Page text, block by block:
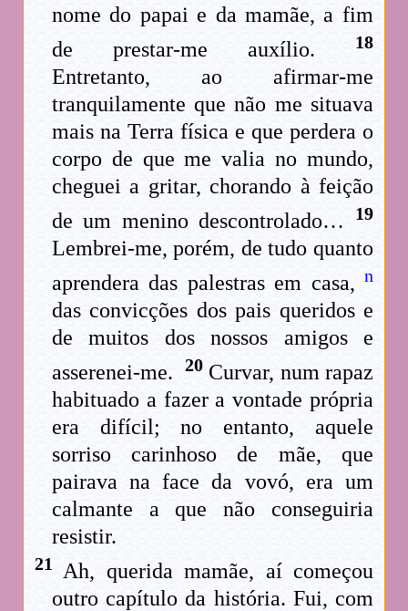
nome do papai e da mamãe, a fim
de prestar-me auxílio.
18
Entretanto, ao afirmar-me
tranquilamente que não me situava
mais na Terra física e que perdera o
corpo de que me valia no mundo,
cheguei a gritar, chorando à feição
de um menino descontrolado…
19
Lembrei-me, porém, de tudo quanto
aprendera das palestras em casa, n
das convicções dos pais queridos e
de muitos dos nossos amigos e
asserenei-me.
20Curvar, num rapaz
habituado a fazer a vontade própria
era difícil; no entanto, aquele
sorriso carinhoso de mãe, que
pairava na face da vovó, era um
calmante a que não conseguiria
resistir.
21
Ah, querida mamãe, aí começou
outro capítulo da história. Fui, com